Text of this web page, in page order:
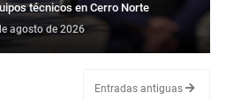
técnicos en Cerro Norte
agosto de 2026
Entradas antiguas